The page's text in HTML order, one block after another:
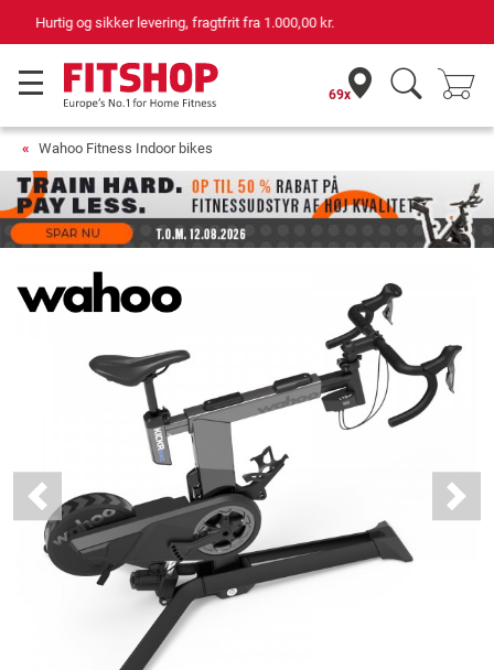
69 butikker med 75 egne servicemontører
69x
Wahoo Fitness Indoor bikes
Previous Next